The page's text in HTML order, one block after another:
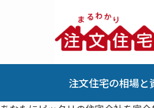
注文住宅の相場と